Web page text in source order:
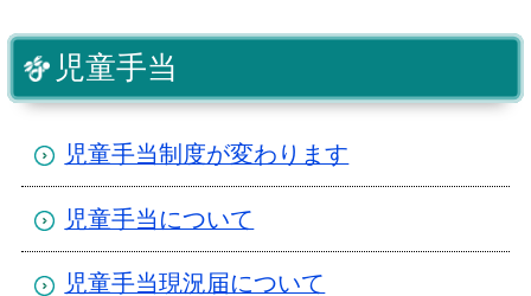
児童手当
児童手当制度が変わります
児童手当について
児童手当現況届について